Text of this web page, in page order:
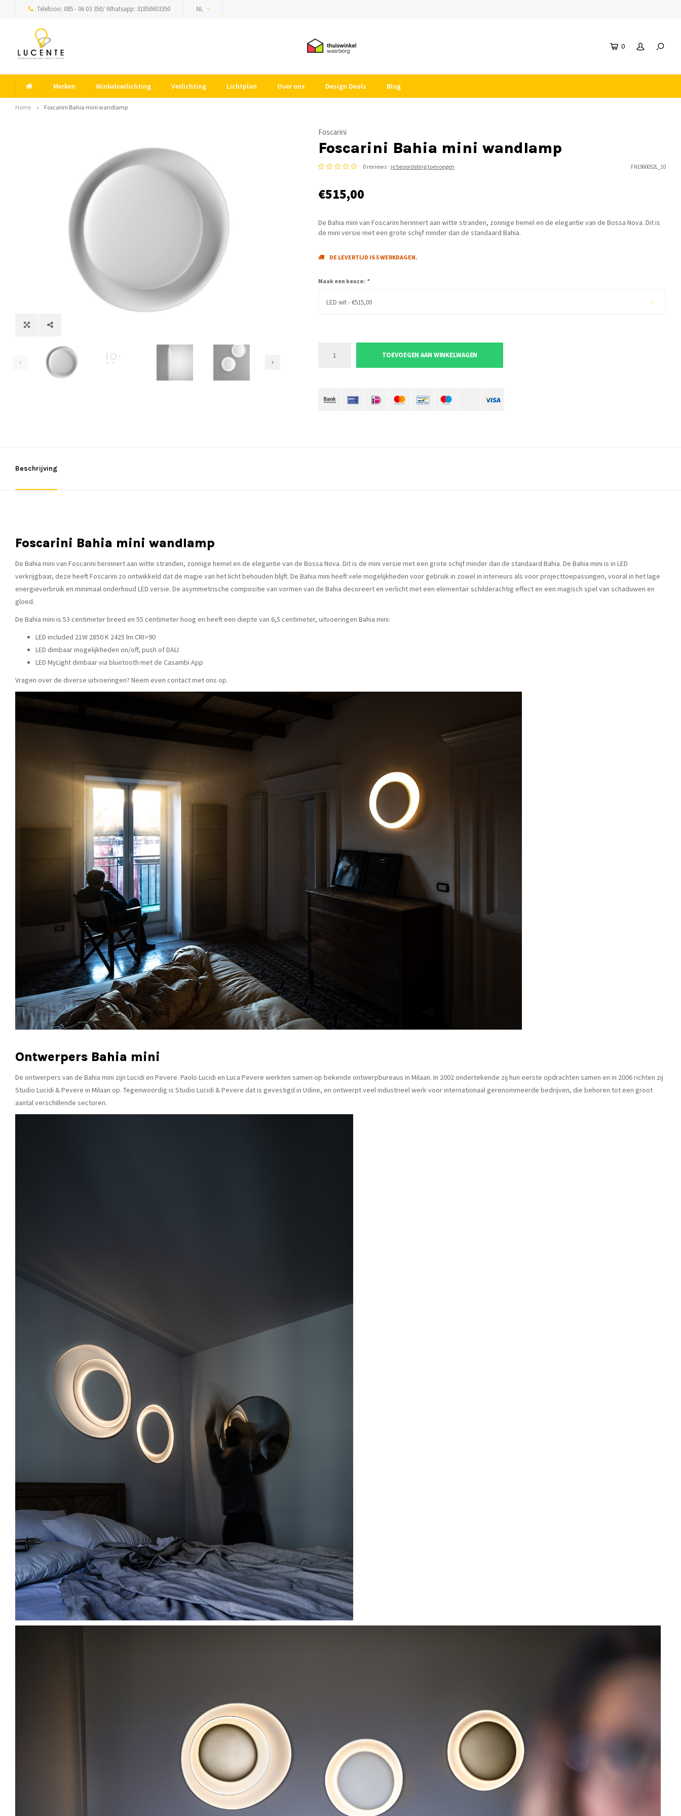
Telefoon: 085 - 06 03 350/ Whatsapp: 31850603350 NL
0
Merken Winkelverlichting Verlichting Lichtplan Over ons Design Deals Blog
Home Foscarini Bahia mini wandlamp
Foscarini
Foscarini Bahia mini wandlamp
0 reviews - je beoordeling toevoegen FN1960052L_10
€515,00
De Bahia mini van Foscarini herinnert aan witte stranden, zonnige hemel en de elegantie van de Bossa Nova. Dit is
de mini versie met een grote schijf minder dan de standaard Bahia.
DE LEVERTIJD IS 5 WERKDAGEN.
Maak een keuze: *
LED wit - €515,00
TOEVOEGEN AAN WINKELWAGEN
Beschrijving
Foscarini Bahia mini wandlamp
De Bahia mini van Foscarini herinnert aan witte stranden, zonnige hemel en de elegantie van de Bossa Nova. Dit is de mini versie met een grote schijf minder dan de standaard Bahia. De Bahia mini is in LED
verkrijgbaar, deze heeft Foscarini zo ontwikkeld dat de magie van het licht behouden blijft. De Bahia mini heeft vele mogelijkheden voor gebruik in zowel in interieurs als voor projecttoepassingen, vooral in het lage
energieverbruik en minimaal onderhoud LED versie. De asymmetrische compositie van vormen van de Bahia decoreert en verlicht met een elementair schilderachtig effect en een magisch spel van schaduwen en
gloed.
De Bahia mini is 53 centimeter breed en 55 centimeter hoog en heeft een diepte van 6,5 centimeter, uitvoeringen Bahia mini:
LED included 21W 2850 K 2425 lm CRI>90
LED dimbaar mogelijkheden on/off, push of DALI
LED MyLight dimbaar via bluetooth met de Casambi App
Vragen over de diverse uitvoeringen? Neem even contact met ons op.
Ontwerpers Bahia mini
De ontwerpers van de Bahia mini zijn Lucidi en Pevere. Paolo Lucidi en Luca Pevere werkten samen op bekende ontwerpbureaus in Milaan. In 2002 ondertekende zij hun eerste opdrachten samen en in 2006 richten zij
Studio Lucidi & Pevere in Milaan op. Tegenwoordig is Studio Lucidi & Pevere dat is gevestigd in Udine, en ontwerpt veel industrieel werk voor internationaal gerenommeerde bedrijven, die behoren tot een groot
aantal verschillende sectoren.